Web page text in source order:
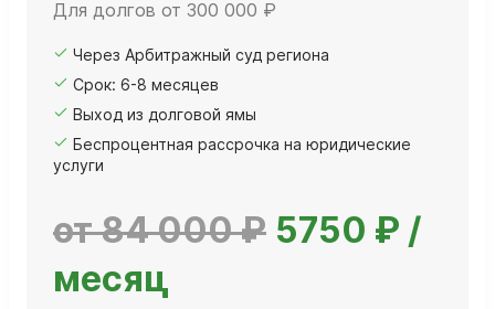
Для долгов от 300 000 ₽
Через Арбитражный суд региона
Срок: 6-8 месяцев
Выход из долговой ямы
Беспроцентная рассрочка на юридические
услуги
от 84 000 ₽ 5750 ₽ /
месяц